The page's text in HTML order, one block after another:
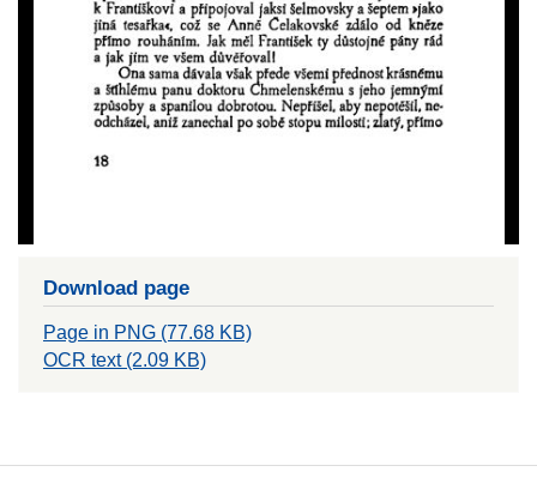
Download page
Page in PNG (77.68 KB)
OCR text (2.09 KB)